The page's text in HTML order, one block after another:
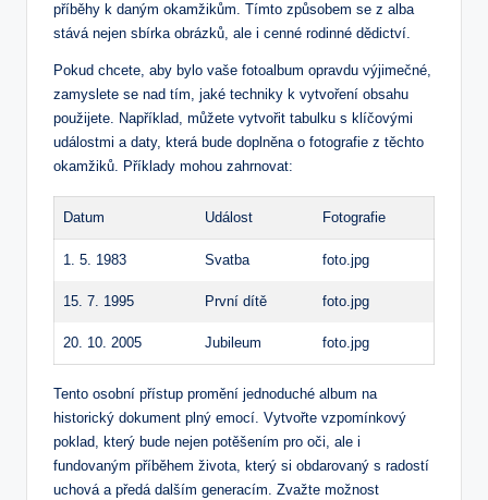
příběhy k daným okamžikům. Tímto způsobem se z alba
stává nejen sbírka obrázků, ale i cenné rodinné dědictví.
Pokud chcete, aby bylo vaše fotoalbum opravdu výjimečné,
zamyslete se nad tím, jaké techniky k vytvoření obsahu
použijete. Například, můžete vytvořit tabulku s klíčovými
událostmi a daty, která bude doplněna o fotografie z těchto
okamžiků. Příklady mohou zahrnovat:
Datum Událost Fotografie
1. 5. 1983 Svatba foto.jpg
15. 7. 1995 První dítě foto.jpg
20. 10. 2005 Jubileum foto.jpg
Tento osobní přístup promění jednoduché album na
historický dokument plný emocí. Vytvořte vzpomínkový
poklad, který bude nejen potěšením pro oči, ale i
fundovaným příběhem života, který si obdarovaný s radostí
uchová a předá dalším generacím. Zvažte možnost